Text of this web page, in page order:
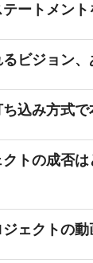
ートメン
ビジョン
ち込み方式
トの成否
ェクトの動